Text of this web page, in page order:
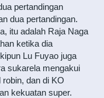
pertandingan
dua pertandingan.
itu adalah Raja Naga
ketika dia
Lu Fuyao juga
sukarela mengakui
dan di KO
kekuatan super.